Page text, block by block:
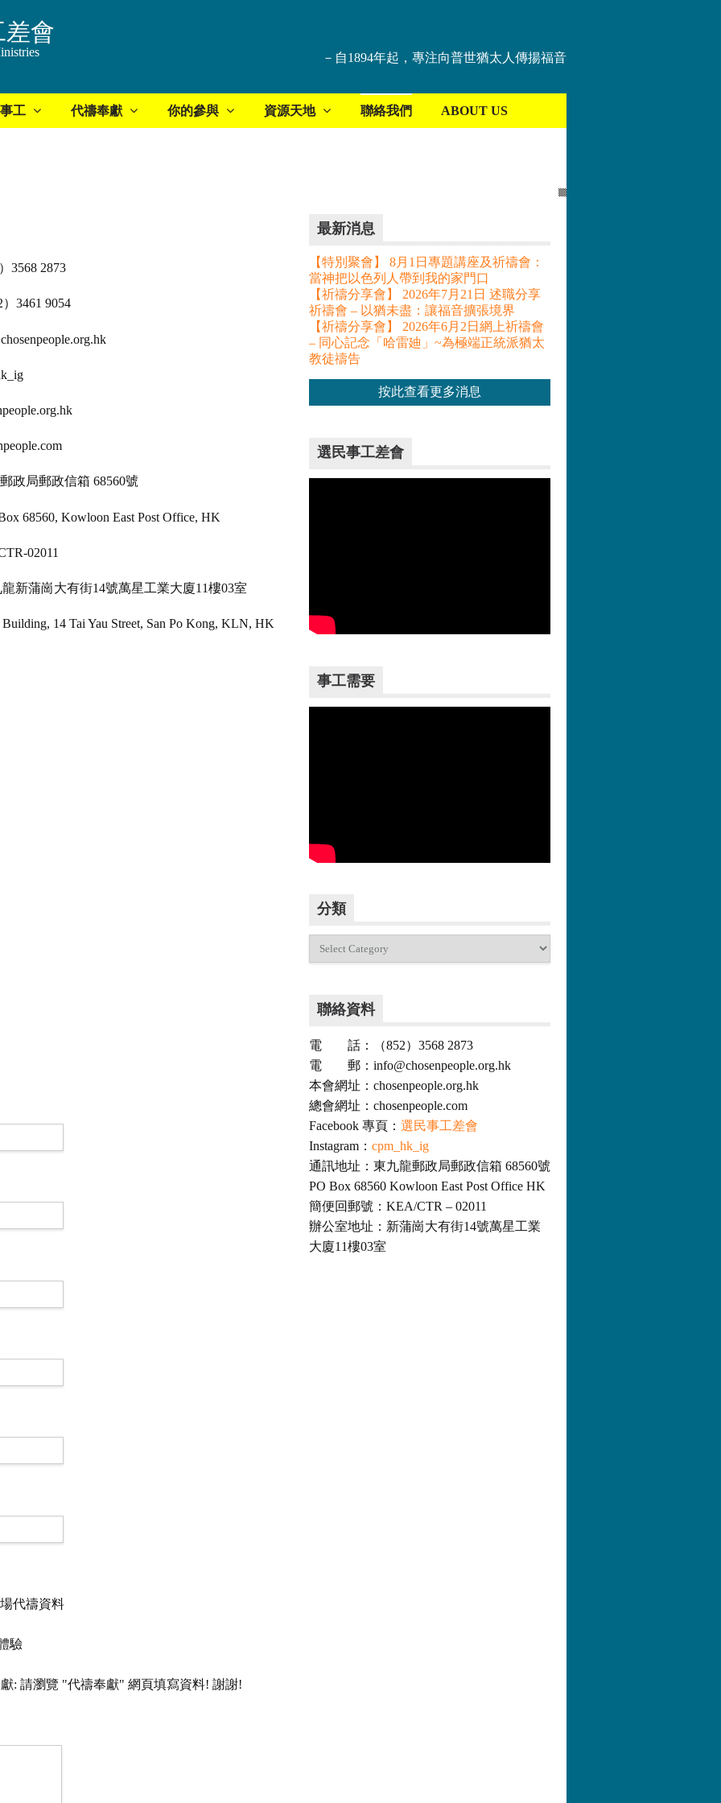
差會
－自1894年起，專注向普世猶太人傳揚福音
工 代禱奉獻 你的參與 資源天地 聯絡我們 ABOUT US
2873
9054
政局郵政信箱 68560號
East Post Office, HK
02011
新蒲崗大有街14號萬星工業大廈11樓03室
14 Tai Yau Street, San Po Kong, KLN, HK
代禱資料
驗
獻: 請瀏覽 "代禱奉獻" 網頁填寫資料! 謝謝!
最新消息
【特別聚會】 8月1日專題講座及祈禱會：
當神把以色列人帶到我的家門口
【祈禱分享會】 2026年7月21日 述職分享
祈禱會 – 以猶未盡：讓福音擴張境界
【祈禱分享會】 2026年6月2日網上祈禱會
– 同心記念「哈雷廸」~為極端正統派猶太
教徒禱告
按此查看更多消息
選民事工差會
事工需要
分類
聯絡資料
電 話：（852）3568 2873
電 郵：info@chosenpeople.org.hk
本會網址：chosenpeople.org.hk
總會網址：chosenpeople.com
Facebook 專頁： 選民事工差會
Instagram： cpm_hk_ig
通訊地址：東九龍郵政局郵政信箱 68560號
PO Box 68560 Kowloon East Post Office HK
簡便回郵號：KEA/CTR – 02011
辦公室地址：新蒲崗大有街14號萬星工業
大廈11樓03室